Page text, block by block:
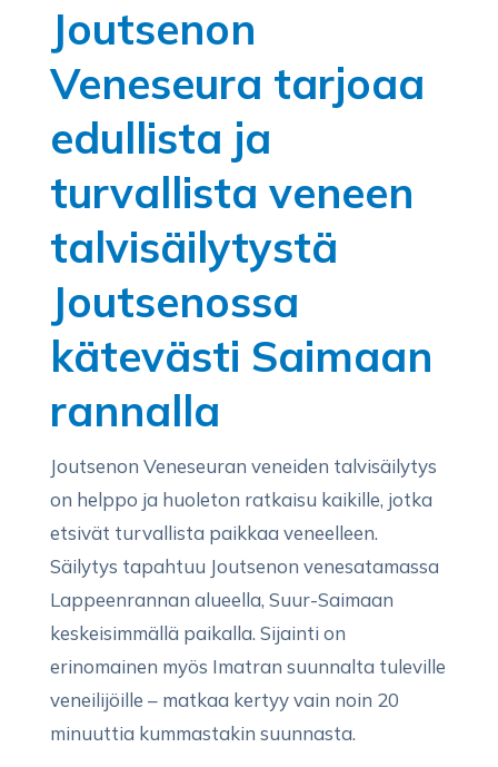
Joutsenon
Veneseura tarjoaa
edullista ja
turvallista veneen
talvisäilytystä
Joutsenossa
kätevästi Saimaan
rannalla
Joutsenon Veneseuran veneiden talvisäilytys
on helppo ja huoleton ratkaisu kaikille, jotka
etsivät turvallista paikkaa veneelleen.
Säilytys tapahtuu Joutsenon venesatamassa
Lappeenrannan alueella, Suur-Saimaan
keskeisimmällä paikalla. Sijainti on
erinomainen myös Imatran suunnalta tuleville
veneilijöille – matkaa kertyy vain noin 20
minuuttia kummastakin suunnasta.